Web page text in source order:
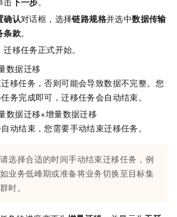
确认对话框，选择链路规格并选中数据传输
条款。
迁移任务正式开始。
数据迁移
移任务，否则可能会导致数据不完整。您
务完成即可，迁移任务会自动结束。
数据迁移+增量数据迁移
动结束，您需要手动结束迁移任务。
请选择合适的时间手动结束迁移任务，例
如业务低峰期或准备将业务切换至目标集
群时。